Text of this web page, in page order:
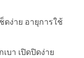
ดง่าย อายุการใช้
บา เปิดปิดง่าย